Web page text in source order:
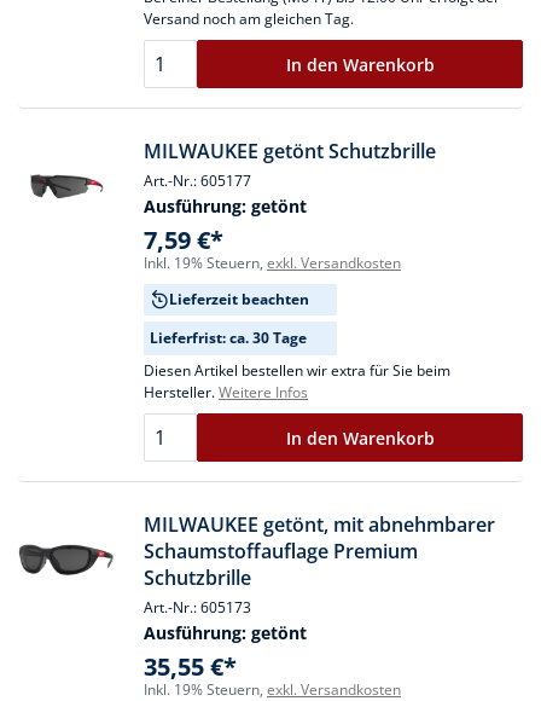
Versand noch am gleichen Tag.
In den Warenkorb
MILWAUKEE getönt Schutzbrille
Art.-Nr.: 605177
Ausführung: getönt
7,59 €*
Inkl. 19% Steuern, exkl. Versandkosten
Lieferzeit beachten
Lieferfrist: ca. 30 Tage
Diesen Artikel bestellen wir extra für Sie beim
Hersteller.Weitere Infos
In den Warenkorb
MILWAUKEE getönt, mit abnehmbarer
Schaumstoffauflage Premium
Schutzbrille
Art.-Nr.: 605173
Ausführung: getönt
35,55 €*
Inkl. 19% Steuern, exkl. Versandkosten